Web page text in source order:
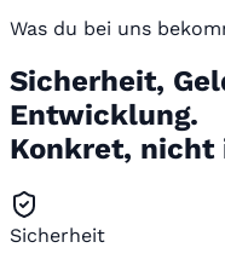
Was du bei uns
Sicherheit,
Entwicklung.
Konkret, nicht
Sicherheit